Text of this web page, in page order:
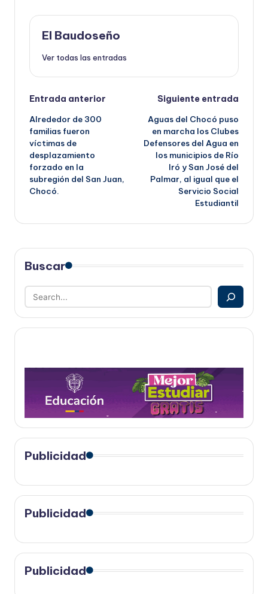
El Baudoseño
Ver todas las entradas
Navegación
de
entradas
Entrada anterior
Alrededor de 300
familias fueron
víctimas de
desplazamiento
forzado en la
subregión del San Juan,
Chocó.
Siguiente entrada
Aguas del Chocó puso
en marcha los Clubes
Defensores del Agua en
los municipios de Río
Iró y San José del
Palmar, al igual que el
Servicio Social
Estudiantil
Buscar
Publicidad
Publicidad
Publicidad